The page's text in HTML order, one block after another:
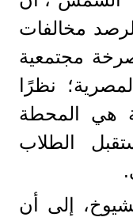
مخالفات
مجتمعية
نظرًا
هي المحطة
الطلاب
إلى أن